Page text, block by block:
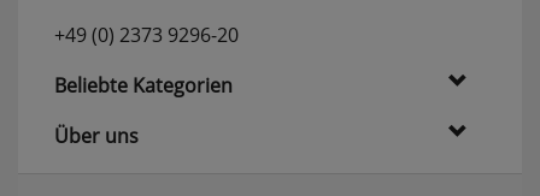
+49 (0) 2373 9296-20
Beliebte Kategorien
Über uns